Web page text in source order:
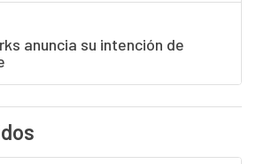
anuncia su intención de